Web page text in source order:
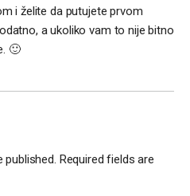
i želite da putujete prvom
a ukoliko vam to nije bitno
🙂
published. Required fields are